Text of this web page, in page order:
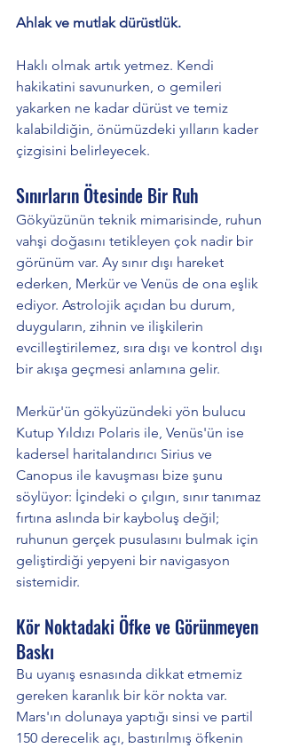
Ahlak ve mutlak dürüstlük.
Haklı olmak artık yetmez. Kendi
hakikatini savunurken, o gemileri
yakarken ne kadar dürüst ve temiz
kalabildiğin, önümüzdeki yılların kader
çizgisini belirleyecek.
Sınırların Ötesinde Bir Ruh
Gökyüzünün teknik mimarisinde, ruhun
vahşi doğasını tetikleyen çok nadir bir
görünüm var. Ay sınır dışı hareket
ederken, Merkür ve Venüs de ona eşlik
ediyor. Astrolojik açıdan bu durum,
duyguların, zihnin ve ilişkilerin
evcilleştirilemez, sıra dışı ve kontrol dışı
bir akışa geçmesi anlamına gelir.
Merkür'ün gökyüzündeki yön bulucu
Kutup Yıldızı Polaris ile, Venüs'ün ise
kadersel haritalandırıcı Sirius ve
Canopus ile kavuşması bize şunu
söylüyor: İçindeki o çılgın, sınır tanımaz
fırtına aslında bir kayboluş değil;
ruhunun gerçek pusulasını bulmak için
geliştirdiği yepyeni bir navigasyon
sistemidir.
Kör Noktadaki Öfke ve Görünmeyen
Baskı
Bu uyanış esnasında dikkat etmemiz
gereken karanlık bir kör nokta var.
Mars'ın dolunaya yaptığı sinsi ve partil
150 derecelik açı, bastırılmış öfkenin